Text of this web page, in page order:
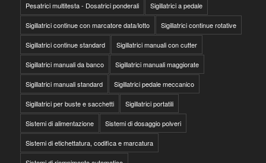
Pesatrici multitesta - Dosatrici ponderali Sigillatrici a pedale
Sigillatrici continue con marcatore data/lotto Sigillatrici continue rotative
Sigillatrici continue standard Sigillatrici manuali con cutter
Sigillatrici manuali da banco Sigillatrici manuali maggiorate
Sigillatrici manuali standard Sigillatrici pedale meccanico
Sigillatrici per buste e sacchetti Sigillatrici portatili
Sistemi di alimentazione Sistemi di dosaggio polveri
Sistemi di etichettatura, codifica e marcatura